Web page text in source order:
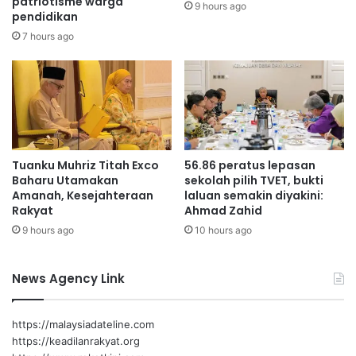
Keluarga dan Masyarakat Negeri Sembilan
Noorzunita Begum Mohd Ibrahim
d
a
e
p
a
d
a
3
0
T
a
h
u
o
n
s
t
a
h
a
n
a
k
t
i
v
f
l
o
t
i
pendidikan
7 hours ago
9 hours ago
Tuanku Muhriz Titah Exco
Baharu Utamakan
Amanah, Kesejahteraan
Rakyat
9 hours ago
56.86 peratus lepasan
sekolah pilih TVET, bukti
laluan semakin diyakini:
Ahmad Zahid
10 hours ago
News Agency Link
https://malaysiadateline.com
https://keadilanrakyat.org